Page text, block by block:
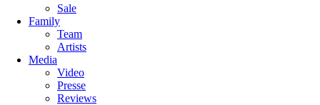
Sale
Family
Team
Artists
Media
Video
Presse
Reviews